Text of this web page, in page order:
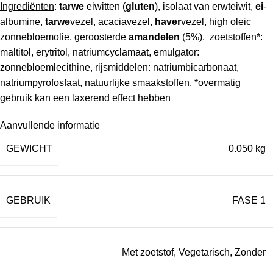
Ingrediënten: tarwe eiwitten (gluten), isolaat van erwteiwit, ei-
albumine, tarwevezel, acaciavezel, havervezel, high oleic
zonnebloemolie, geroosterde amandelen (5%), zoetstoffen*:
maltitol, erytritol, natriumcyclamaat, emulgator:
zonnebloemlecithine, rijsmiddelen: natriumbicarbonaat,
natriumpyrofosfaat, natuurlijke smaakstoffen. *overmatig
gebruik kan een laxerend effect hebben
Aanvullende informatie
GEWICHT 0.050 kg
GEBRUIK FASE 1
Met zoetstof, Vegetarisch, Zonder